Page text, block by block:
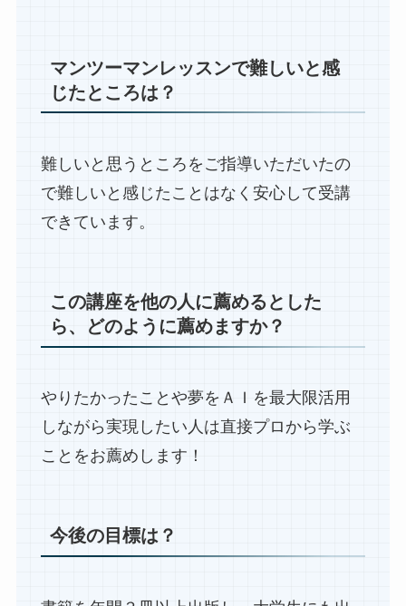
マンツーマンレッスンで難しいと感
じたところは？
難しいと思うところをご指導いただいたの
で難しいと感じたことはなく安心して受講
できています。
この講座を他の人に薦めるとした
ら、どのように薦めますか？
やりたかったことや夢をＡＩを最大限活用
しながら実現したい人は直接プロから学ぶ
ことをお薦めします！
今後の目標は？